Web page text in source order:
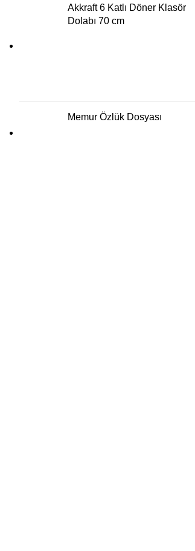
Akkraft 6 Katlı Döner Klasör
Dolabı 70 cm
Memur Özlük Dosyası